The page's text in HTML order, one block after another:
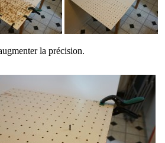
la précision.